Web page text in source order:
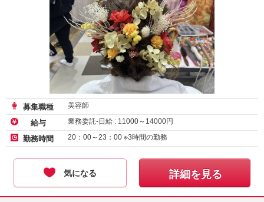
募集職種 美容師
給与 業務委託-日給 : 11000～ 14000円
勤務時間 20：00～23：00 ※3時間の勤務
気になる 詳細を見る